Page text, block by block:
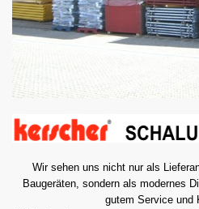
Wir sehen uns nicht nur als
Baugeräten, sondern als modernes
gutem Service und